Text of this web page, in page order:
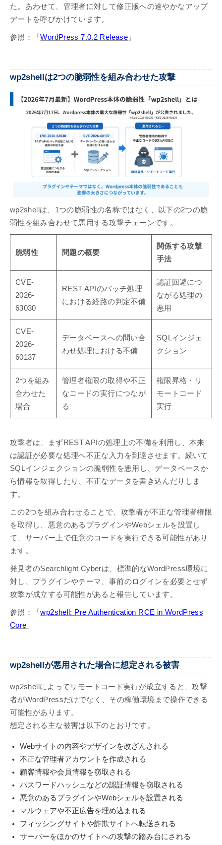
た。あわせて、管理者に対して修正版への速やかなアップ
デートを呼びかけています。
参照：「WordPress 7.0.2 Release 」
wp2shellは2つの脆弱性を組み合わせた攻撃
wp2shellは、1つの脆弱性の名称ではなく、以下の2つの脆
弱性を組み合わせて悪用する攻撃チェーンです。
脆弱性 問題の概要
関係する攻撃
手法
CVE-
2026-
63030
REST APIのバッチ処理
における経路の判定不備
認証回避につ
ながる処理の
悪用
CVE-
2026-
60137
データベースへの問い合
わせ処理における不備
SQLインジェ
クション
2つを組み
合わせた
場合
管理者権限の取得や不正
なコードの実行につなが
る
権限昇格・リ
モートコード
実行
攻撃者は、まずREST APIの処理上の不備を利用し、本来
は認証が必要な処理へ不正な入力を到達させます。続いて
SQLインジェクションの脆弱性を悪用し、データベースか
ら情報を取得したり、不正なデータを書き込んだりしま
す。
この2つを組み合わせることで、攻撃者が不正な管理者権限
を取得し、悪意のあるプラグインやWebシェルを設置し
て、サーバー上で任意のコードを実行できる可能性があり
ます。
発見者のSearchlight Cyberは、標準的なWordPress環境に
対し、プラグインやテーマ、事前のログインを必要とせず
攻撃が成立する可能性があると報告しています。
参照：「wp2shell: Pre Authentication RCE in WordPress
Core 」
wp2shellが悪用された場合に想定される被害
wp2shellによってリモートコード実行が成立すると、攻撃
者がWordPressだけでなく、その稼働環境まで操作できる
可能性があります。
想定される主な被害は以下のとおりです。
Webサイトの内容やデザインを改ざんされる
不正な管理者アカウントを作成される
顧客情報や会員情報を窃取される
パスワードハッシュなどの認証情報を窃取される
悪意のあるプラグインやWebシェルを設置される
マルウェアや不正広告を埋め込まれる
フィッシングサイトや詐欺サイトへ転送される
サーバーをほかのサイトへの攻撃の踏み台にされる